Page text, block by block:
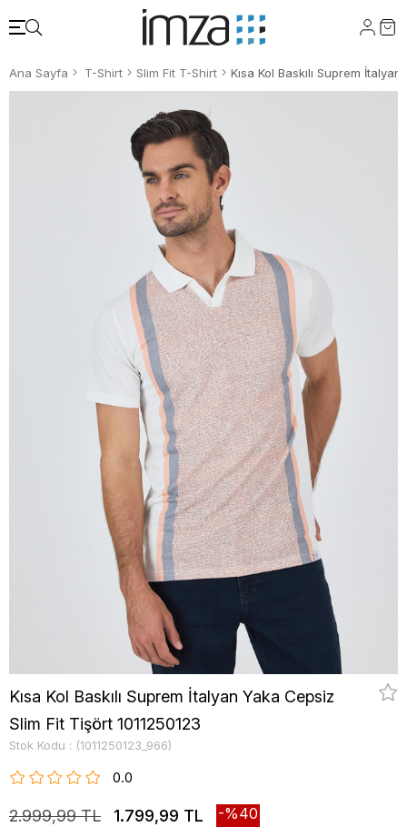
Ana Sayfa T-Shirt Slim Fit T-Shirt
Kısa Kol Baskılı Suprem İtalyan Yaka Cepsiz
Slim Fit Tişört 1011250123
Stok Kodu (1011250123_966)
0.0
2.999,99 TL 1.799,99 TL 40